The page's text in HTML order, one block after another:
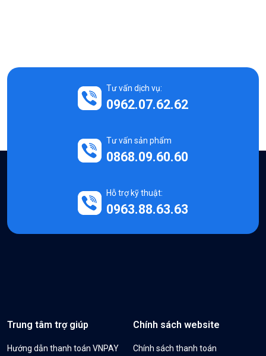
Tư vấn dịch vụ:
0962.07.62.62
Tư vấn sản phẩm
0868.09.60.60
Hỗ trợ kỹ thuật:
0963.88.63.63
Trung tâm trợ giúp
Hướng dẫn thanh toán VNPAY
Chính sách website
Chính sách thanh toán